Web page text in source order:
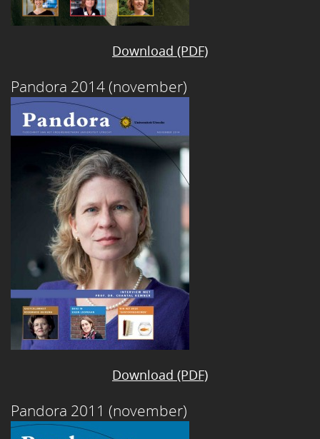
Download (PDF)
Pandora 2014 (november)
Download (PDF)
Pandora 2011 (november)